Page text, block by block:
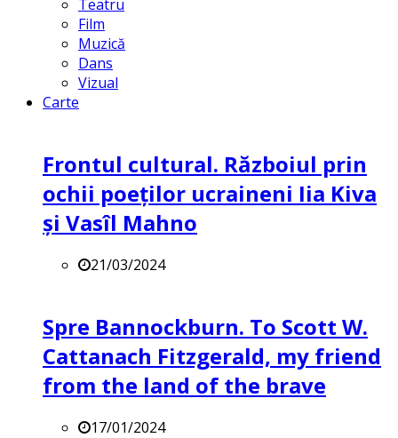
Teatru
Film
Muzică
Dans
Vizual
Carte
Frontul cultural. Războiul prin
ochii poeților ucraineni Iia Kiva
și Vasîl Mahno
21/03/2024
Spre Bannockburn. To Scott W.
Cattanach Fitzgerald, my friend
from the land of the brave
17/01/2024